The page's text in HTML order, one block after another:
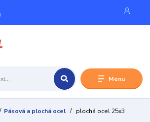
Menu
Pásová a plochá ocel plochá ocel 25x3